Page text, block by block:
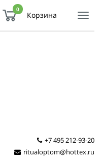
0
Корзина
+7 495 212-93-20
ritualoptom@hottex.ru